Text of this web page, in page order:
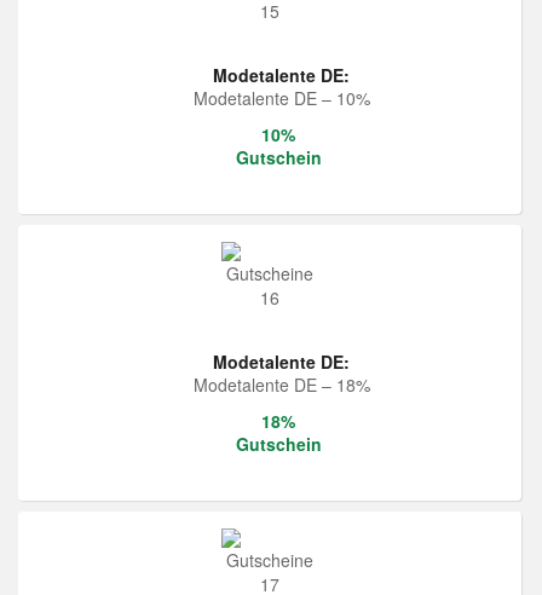
Modetalente DE:
Modetalente DE – 10%
10%
Gutschein
Modetalente DE:
Modetalente DE – 18%
18%
Gutschein